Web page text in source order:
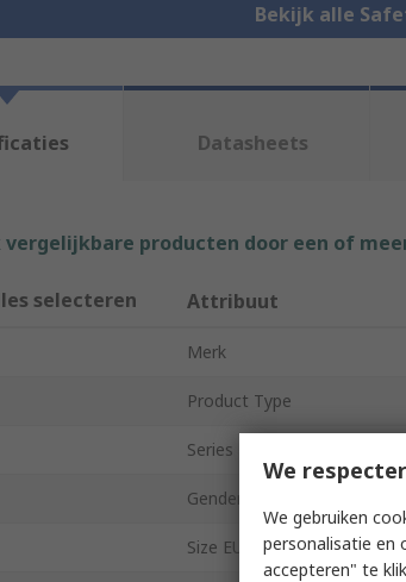
Bekijk alle
Datasheets
vergelijkbare producten door een of
selecteren Attribuut
Merk
Product Type
Series
Gender
Size EU
We
We gebruiken
personalisatie en
accepteren" te